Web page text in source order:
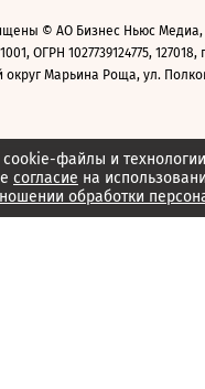
файлы и
согласие на
обработки
© АО Бизнес Ньюс
ОГРН 1027739124775,
Марьина Роща, ул.